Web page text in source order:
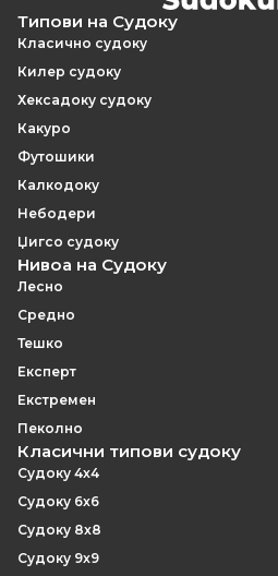
назад и проверка на грешки
Типови на Судоку
Класично судоку
Килер судоку
Хексадоку судоку
Какуро
Футошики
Калкодоку
Небодери
Џигсо судоку
Нивоа на Судоку
Лесно
Средно
Тешко
Експерт
Екстремен
Пеколно
Класични типови судоку
Судоку 4x4
Судоку 6x6
Судоку 8x8
Судоку 9x9